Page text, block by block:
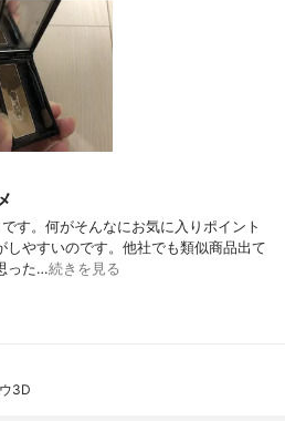
す。何がそんなにお気に入りポイント
しやすいのです。他社でも類似商品出て
った…続きを見る
3D